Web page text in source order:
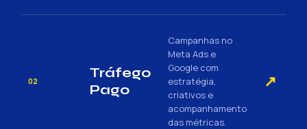
02
Tráfego
Pago
Campanhas no
Meta Ads e
Google com
estratégia,
criativos e
acompanhamento
das métricas.
↗